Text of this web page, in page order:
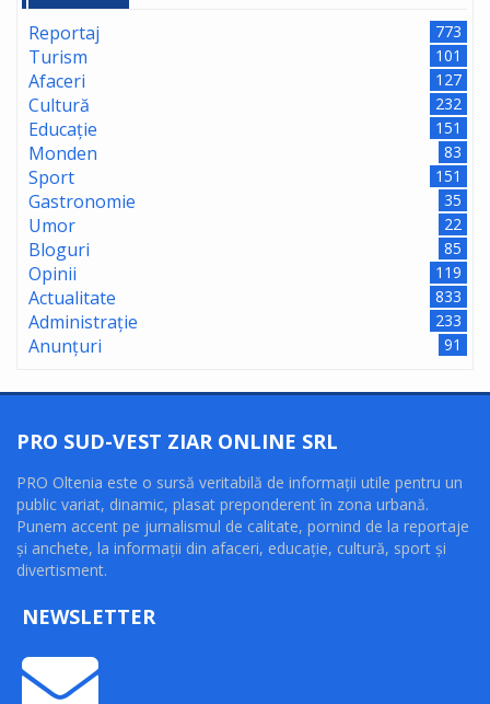
Reportaj 773
Turism 101
Afaceri 127
Cultură 232
Educație 151
Monden 83
Sport 151
Gastronomie 35
Umor 22
Bloguri 85
Opinii 119
Actualitate 833
Administrație 233
Anunțuri 91
PRO SUD-VEST ZIAR ONLINE SRL
PRO Oltenia este o sursă veritabilă de informaţii utile pentru un
public variat, dinamic, plasat preponderent în zona urbană.
Punem accent pe jurnalismul de calitate, pornind de la reportaje
şi anchete, la informaţii din afaceri, educaţie, cultură, sport şi
divertisment.
NEWSLETTER